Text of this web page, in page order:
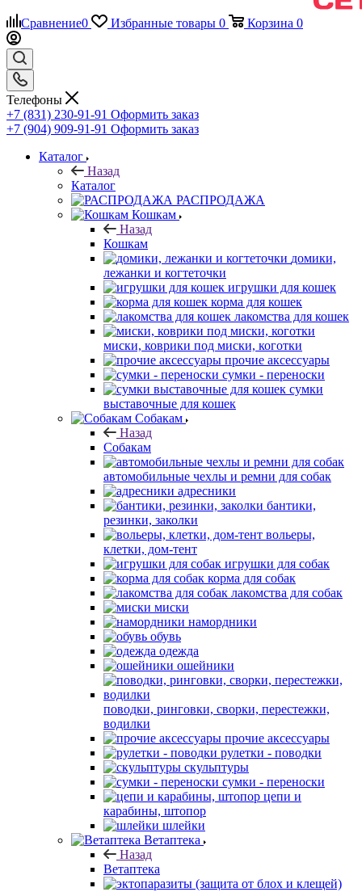
Сравнение0 Избранные товары 0 Корзина 0
Телефоны
+7 (831) 230-91-91 Оформить заказ
+7 (904) 909-91-91 Оформить заказ
Каталог
Назад
Каталог
РАСПРОДАЖА
Кошкам
Назад
Кошкам
домики,
лежанки и когтеточки
игрушки для кошек
корма для кошек
лакомства для кошек
миски, коврики под миски, коготки
прочие аксессуары
сумки - переноски
сумки
выставочные для кошек
Собакам
Назад
Собакам
автомобильные чехлы и ремни для собак
адресники
бантики,
резинки, заколки
вольеры,
клетки, дом-тент
игрушки для собак
корма для собак
лакомства для собак
миски
намордники
обувь
одежда
ошейники
поводки, ринговки, сворки, перестежки,
водилки
прочие аксессуары
рулетки - поводки
скульптуры
сумки - переноски
цепи и
карабины, штопор
шлейки
Ветаптека
Назад
Ветаптека